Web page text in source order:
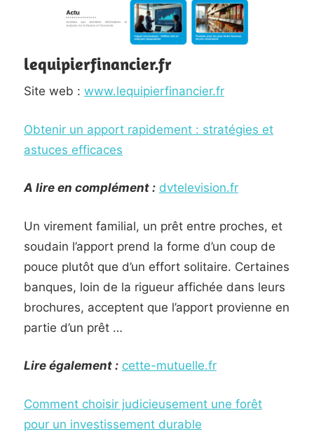
lequipierfinancier.fr
Site web : www.lequipierfinancier.fr
Obtenir un apport rapidement : stratégies et
astuces efficaces
A lire en complément : dvtelevision.fr
Un virement familial, un prêt entre proches, et
soudain l’apport prend la forme d’un coup de
pouce plutôt que d’un effort solitaire. Certaines
banques, loin de la rigueur affichée dans leurs
brochures, acceptent que l’apport provienne en
partie d’un prêt …
Lire également : cette-mutuelle.fr
Comment choisir judicieusement une forêt
pour un investissement durable